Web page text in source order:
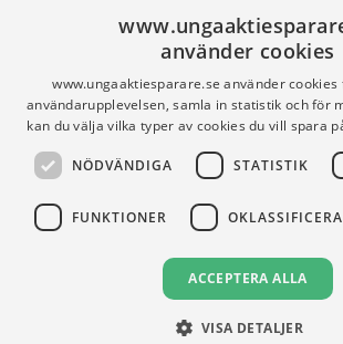
info@ungaaktiesparare.se
Följ oss gärna på sociala medier
använder cookies
www.ungaaktiesparare.se använder
användarupplevelsen, samla in statistik och för
kan du välja vilka typer av cookies du vill spara
NÖDVÄNDIGA STATISTIK
FUNKTIONER
ACCEPTERA ALLA
VISA DETALJER